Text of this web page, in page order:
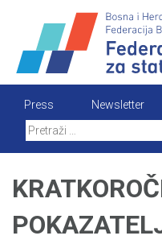
content
Press Newsletter